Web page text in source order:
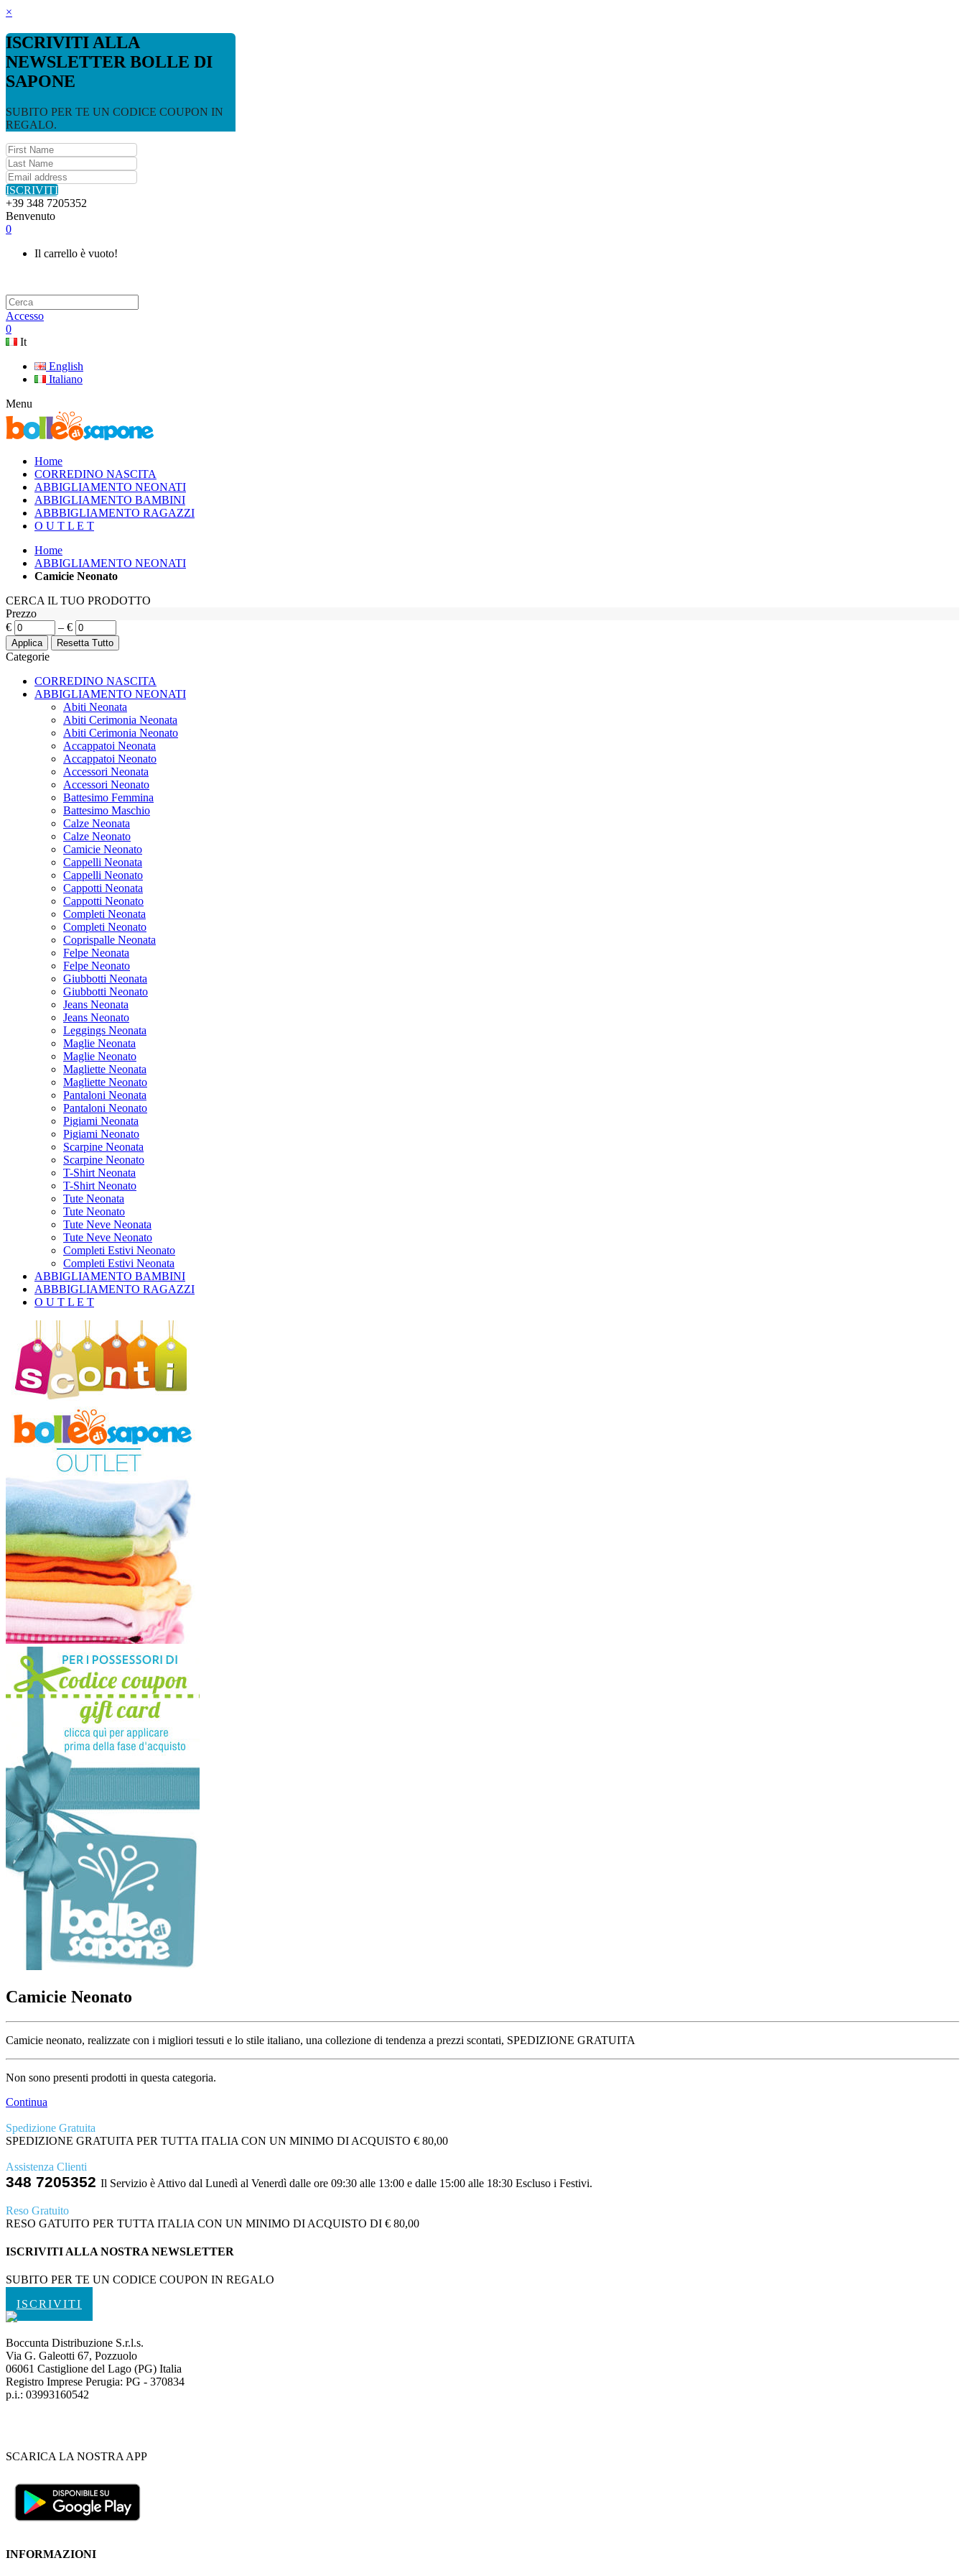
×
ISCRIVITI ALLA
NEWSLETTER BOLLE DI
SAPONE
SUBITO PER TE UN CODICE COUPON IN
REGALO.
ISCRIVITI
+39 348 7205352
Benvenuto
0
Il carrello è vuoto!
Accesso
0
It
English
Italiano
Menu
Home
CORREDINO NASCITA
ABBIGLIAMENTO NEONATI
ABBIGLIAMENTO BAMBINI
ABBBIGLIAMENTO RAGAZZI
O U T L E T
Home
ABBIGLIAMENTO NEONATI
Camicie Neonato
CERCA IL TUO PRODOTTO
Prezzo
€
– €
Categorie
CORREDINO NASCITA
ABBIGLIAMENTO NEONATI
Abiti Neonata
Abiti Cerimonia Neonata
Abiti Cerimonia Neonato
Accappatoi Neonata
Accappatoi Neonato
Accessori Neonata
Accessori Neonato
Battesimo Femmina
Battesimo Maschio
Calze Neonata
Calze Neonato
Camicie Neonato
Cappelli Neonata
Cappelli Neonato
Cappotti Neonata
Cappotti Neonato
Completi Neonata
Completi Neonato
Coprispalle Neonata
Felpe Neonata
Felpe Neonato
Giubbotti Neonata
Giubbotti Neonato
Jeans Neonata
Jeans Neonato
Leggings Neonata
Maglie Neonata
Maglie Neonato
Magliette Neonata
Magliette Neonato
Pantaloni Neonata
Pantaloni Neonato
Pigiami Neonata
Pigiami Neonato
Scarpine Neonata
Scarpine Neonato
T-Shirt Neonata
T-Shirt Neonato
Tute Neonata
Tute Neonato
Tute Neve Neonata
Tute Neve Neonato
Completi Estivi Neonato
Completi Estivi Neonata
ABBIGLIAMENTO BAMBINI
ABBBIGLIAMENTO RAGAZZI
O U T L E T
Camicie Neonato
Camicie neonato, realizzate con i migliori tessuti e lo stile italiano, una collezione di tendenza a prezzi scontati, SPEDIZIONE GRATUITA
Non sono presenti prodotti in questa categoria.
Continua
Spedizione Gratuita
SPEDIZIONE GRATUITA PER TUTTA ITALIA CON UN MINIMO DI ACQUISTO € 80,00
Assistenza Clienti
348 7205352 Il Servizio è Attivo dal Lunedì al Venerdì dalle ore 09:30 alle 13:00 e dalle 15:00 alle 18:30 Escluso i Festivi.
Reso Gratuito
RESO GATUITO PER TUTTA ITALIA CON UN MINIMO DI ACQUISTO DI € 80,00
ISCRIVITI ALLA NOSTRA NEWSLETTER
SUBITO PER TE UN CODICE COUPON IN REGALO
ISCRIVITI
Boccunta Distribuzione S.r.l.s.
Via G. Galeotti 67, Pozzuolo
06061 Castiglione del Lago (PG) Italia
Registro Imprese Perugia: PG - 370834
p.i.: 03993160542
SCARICA LA NOSTRA APP
INFORMAZIONI